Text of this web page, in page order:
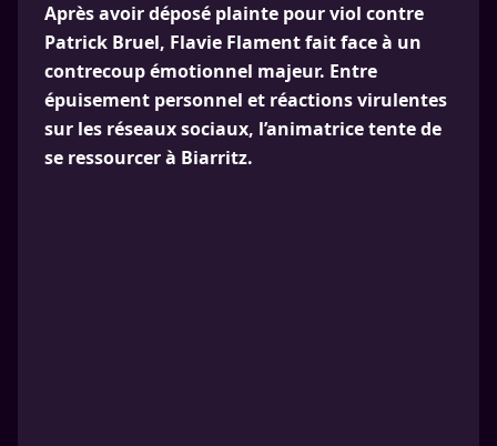
Après avoir déposé plainte pour viol contre
Patrick Bruel, Flavie Flament fait face à un
contrecoup émotionnel majeur. Entre
épuisement personnel et réactions virulentes
sur les réseaux sociaux, l’animatrice tente de
se ressourcer à Biarritz.